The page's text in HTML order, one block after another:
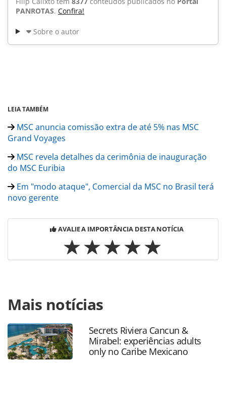
PANROTAS. Confira!
Sobre o autor
LEIA TAMBÉM
MSC anuncia comissão extra de até 5% nas MSC
Grand Voyages
MSC revela detalhes da cerimônia de inauguração
do MSC Euribia
Em "modo ataque", Comercial da MSC no Brasil terá
novo gerente
AVALIE A IMPORTÂNCIA DESTA NOTÍCIA
https://www.panrotas.com.br/gente/movimentacao/2023/
cruzeiros-apresenta-novo-gerente-comercial-no-
brasil_196980.html ou as ferramentas oferecidas na
página. Todo o conteúdo produzido pela PANROTAS
Editora é protegido pela legislação brasileira sobre direito
autoral. Não reproduza o conteúdo sem autorização da
Mais notícias
Secrets Riviera Cancun &
Mirabel: experiências adults
only no Caribe Mexicano